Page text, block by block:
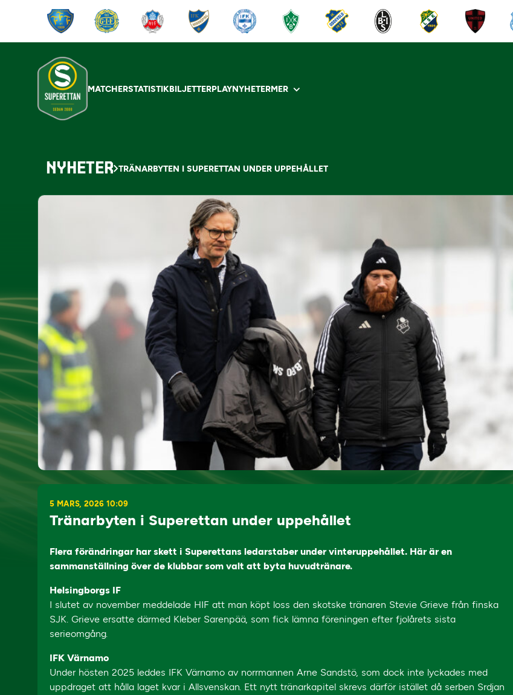
MATCHERSTATISTIKBILJETTERPLAYNYHETERMER
NYHETER TRÄNARBYTEN I SUPERETTAN UNDER UPPEHÅLLET
5 MARS, 2026 10:09
Tränarbyten i Superettan under uppehållet
Flera förändringar har skett i Superettans ledarstaber under vinteruppehållet. Här är en
sammanställning över de klubbar som valt att byta huvudtränare.
Helsingborgs IF
I slutet av november meddelade HIF att man köpt loss den skotske tränaren Stevie Grieve från finska
SJK. Grieve ersatte därmed Kleber Sarenpää, som fick lämna föreningen efter fjolårets sista
serieomgång.
IFK Värnamo
Under hösten 2025 leddes IFK Värnamo av norrmannen Arne Sandstö, som dock inte lyckades med
uppdraget att hålla laget kvar i Allsvenskan. Ett nytt tränarkapitel skrevs därför istället då serben Srdjan